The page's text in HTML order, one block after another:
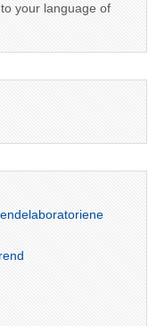
your language of